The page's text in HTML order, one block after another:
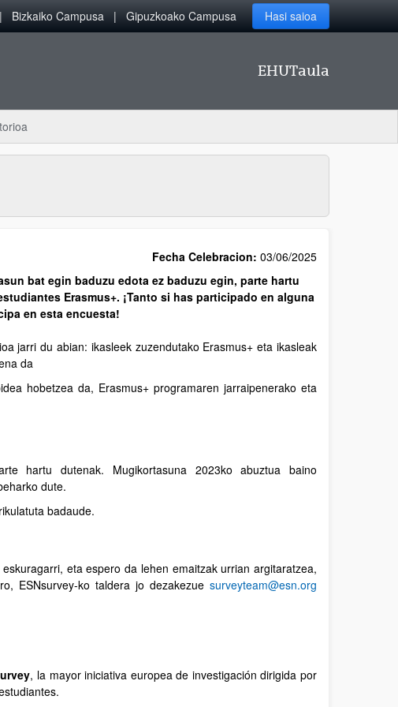
Bizkaiko Campusa Gipuzkoako Campusa Hasi saioa
EHUTaula
Fecha Celebracion: 03/06/2025
bat egin baduzu edota ez baduzu egin, parte hartu
Erasmus+. ¡Tanto si has participado en alguna
en esta encuesta!
jarri du abian: ikasleek zuzendutako Erasmus+ eta ikasleak
da
hobetzea da, Erasmus+ programaren jarraipenerako eta
hartu dutenak. Mugikortasuna 2023ko abuztua baino
dute.
badaude.
eta espero da lehen emaitzak urrian argitaratzea,
ESNsurvey-ko taldera jo dezakezue surveyteam@esn.org
, la mayor iniciativa europea de investigación dirigida por